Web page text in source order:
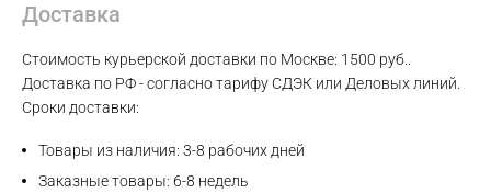
Доставка
Стоимость курьерской доставки по Москве: 1500 руб..
Доставка по РФ - согласно тарифу СДЭК или Деловых линий.
Сроки доставки:
Товары из наличия: 3-8 рабочих дней
Заказные товары: 6-8 недель
WhatsApp